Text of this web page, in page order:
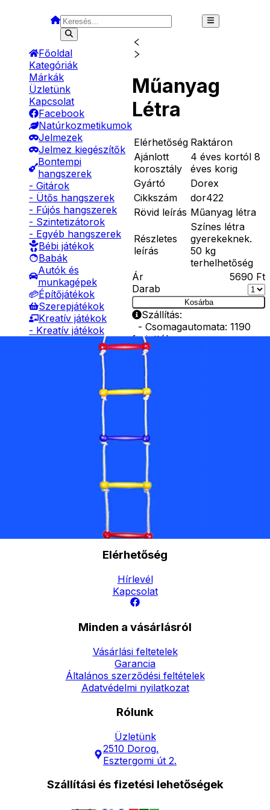
Főoldal
Kategóriák
Márkák
Üzletünk
Kapcsolat
Facebook
Natúrkozmetikumok
Jelmezek
Jelmez kiegészítők
Bontempi
hangszerek
- Gitárok
- Ütős hangszerek
- Fújós hangszerek
- Szintetizátorok
- Egyéb hangszerek
Bébi játékok
Babák
Autók és
munkagépek
Építőjátékok
Szerepjátékok
Kreatív játékok
- Kreatív játékok
Asztali játékok
- Homokozójátékok
- Műanyag hajók
- Hinta, csúszda
- Egyéb nyári játékok
Műanyag
Létra
Elérhetőség Raktáron
Ajánlott
korosztály
4 éves kortól 8
éves korig
Gyártó
Dorex
Cikkszám
dor422
Rövid leírás Műanyag létra
Részletes
leírás
Színes létra
gyerekeknek.
50 kg
terhelhetőség
Ár
5690 Ft
Darab
Kosárba
Szállítás:
- Csomagautomata: 1190
forinttól
- Házhozszállítás: 2190
forinttól
- Személyes átvétel:
ingyenesen
Elérhetőség
Hírlevél
Kapcsolat
Minden a vásárlásról
Vásárlási feltetelek
Garancia
Általános szerződési feltételek
Adatvédelmi nyilatkozat
Rólunk
Üzletünk
2510 Dorog,
Esztergomi út 2.
Szállítási és fizetési lehetőségek